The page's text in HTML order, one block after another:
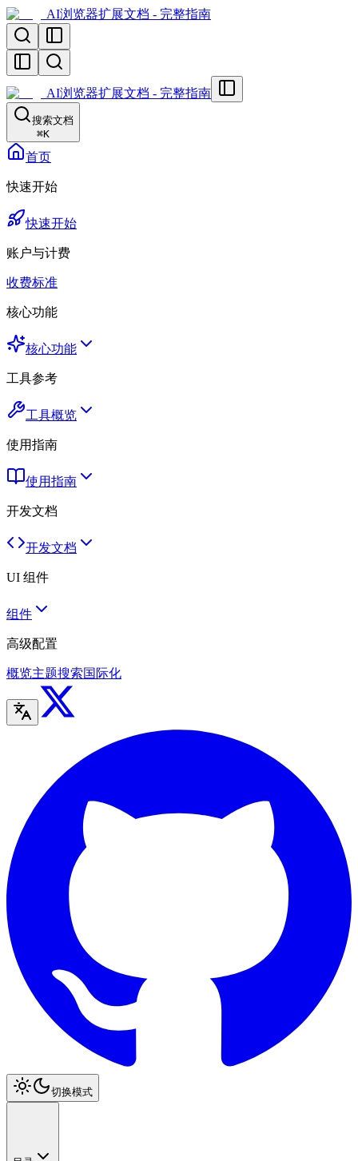
AI浏览器扩展文档 - 完整指南
AI浏览器扩展文档 - 完整指南
搜索文档
⌘K
首页
快速开始
快速开始
账户与计费
收费标准
核心功能
核心功能
工具参考
工具概览
使用指南
使用指南
开发文档
开发文档
UI 组件
组件
高级配置
概览主题搜索国际化
切换模式